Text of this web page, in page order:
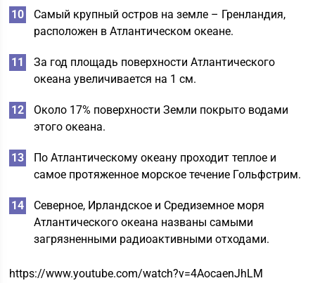
Самый крупный остров на земле – Гренландия,
расположен в Атлантическом океане.
За год площадь поверхности Атлантического
океана увеличивается на 1 см.
Около 17% поверхности Земли покрыто водами
этого океана.
По Атлантическому океану проходит теплое и
самое протяженное морское течение Гольфстрим.
Северное, Ирландское и Средиземное моря
Атлантического океана названы самыми
загрязненными радиоактивными отходами.
https://www.youtube.com/watch?v=4AocaenJhLM